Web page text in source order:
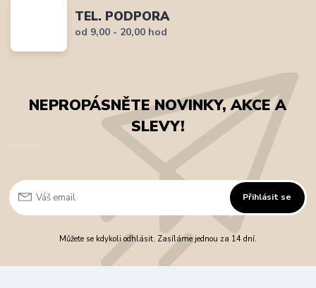
TEL. PODPORA
od 9,00 - 20,00 hod
NEPROPÁSNĚTE NOVINKY, AKCE A
SLEVY!
Přihlásit se
Můžete se kdykoli odhlásit. Zasíláme jednou za 14 dní.